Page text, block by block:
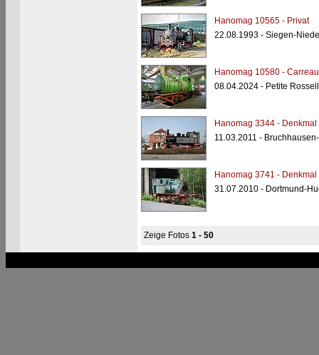
Hanomag 10565 - Privat
22.08.1993 - Siegen-
Hanomag 10580 -
08.04.2024 - Petite
Hanomag 3344 -
11.03.2011 -
Hanomag 3741 - Denkmal
31.07.2010 - Dortmund-
Zeige Fotos 1 - 50